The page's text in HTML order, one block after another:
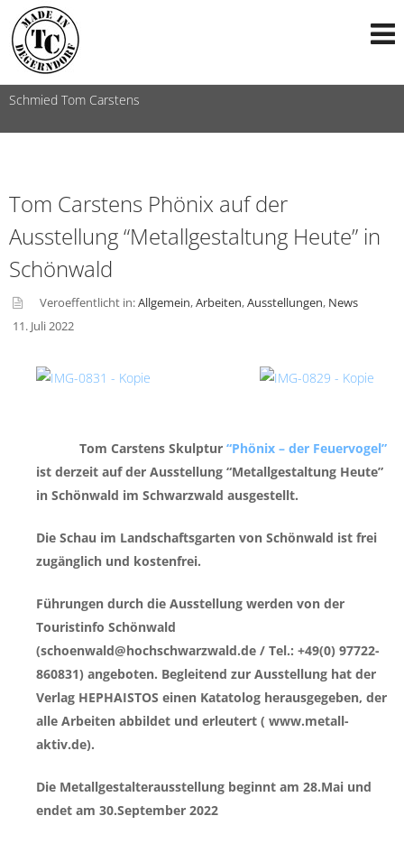
Schmied Tom Carstens
Tom Carstens Phönix auf der
Ausstellung “Metallgestaltung Heute” in
Schönwald
asid
Veroeffentlicht in:Allgemein,Arbeiten,Ausstellungen, News
11. Juli 2022
Tom Carstens Skulptur “Phönix – der Feuervogel”
ist derzeit auf der Ausstellung “Metallgestaltung Heute”
in Schönwald im Schwarzwald ausgestellt.
Die Schau im Landschaftsgarten von Schönwald ist frei
zugänglich und kostenfrei.
Führungen durch die Ausstellung werden von der
Touristinfo Schönwald
(schoenwald@hochschwarzwald.de / Tel.: +49(0) 97722-
860831) angeboten. Begleitend zur Ausstellung hat der
Verlag HEPHAISTOS einen Katatolog herausgegeben, der
alle Arbeiten abbildet und erleutert ( www.metall-
aktiv.de).
Die Metallgestalterausstellung beginnt am 28.Mai und
endet am 30.September 2022